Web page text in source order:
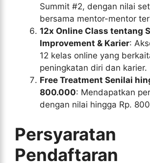
Summit #2, dengan nilai
bersama mentor-mentor
12x Online Class tentang
Improvement & Karier:
12 kelas online yang
peningkatan diri dan karier.
Free Treatment Senilai
800.000: Mendapatkan
dengan nilai hingga Rp.
Persyaratan
Pendaftaran